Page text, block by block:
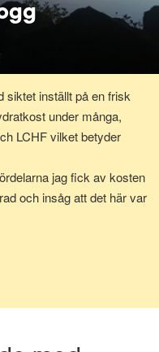
siktet inställt på en frisk
under många,
LCHF vilket betyder
jag fick av kosten
och insåg att det här var
Redo att hjälpa och
Om det så gäller
på lågkolhydratkost,